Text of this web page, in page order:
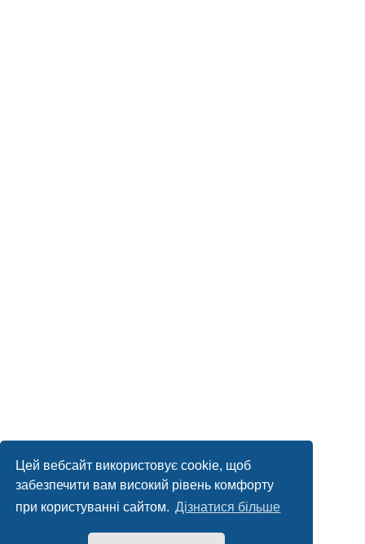
Цей вебсайт використовує cookie, щоб
забезпечити вам високий рівень комфорту
при користуванні сайтом. Дізнатися більше